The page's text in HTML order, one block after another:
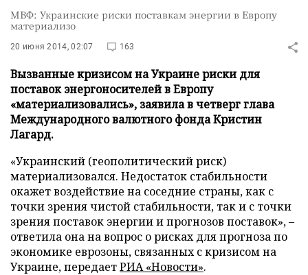
МВФ: Украинские риски поставкам энергии в Европу
материализо
20 июня 2014, 02:07 163
Вызванные кризисом на Украине риски для
поставок энергоносителей в Европу
«материализовались», заявила в четверг глава
Международного валютного фонда Кристин
Лагард.
«Украинский (геополитический риск)
материализовался. Недостаток стабильности
окажет воздействие на соседние страны, как с
точки зрения чистой стабильности, так и с точки
зрения поставок энергии и прогнозов поставок», –
ответила она на вопрос о рисках для прогноза по
экономике еврозоны, связанных с кризисом на
Украине, передаетРИА «Новости».